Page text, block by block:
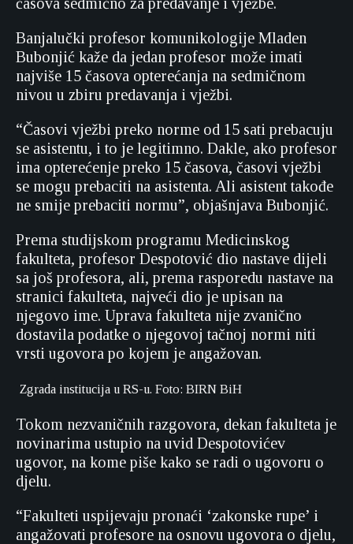
Banjalučki profesor komunikologije Mladen
Bubonjić kaže da jedan profesor može imati
najviše 15 časova opterećanja na sedmičnom
nivou u zbiru predavanja i vježbi.
“Časovi vježbi preko norme od 15 sati prebacuju
se asistentu, i to je legitimno. Dakle, ako profesor
ima opterećenje preko 15 časova, časovi vježbi
se mogu prebaciti na asistenta. Ali asistent takođe
ne smije prebaciti normu”, objašnjava Bubonjić.
Prema studijskom programu Medicinskog
fakulteta, profesor Despotović dio nastave dijeli
sa još profesora, ali, prema rasporedu nastave na
stranici fakulteta, najveći dio je upisan na
njegovo ime. Uprava fakulteta nije zvanično
dostavila podatke o njegovoj tačnoj normi niti
vrsti ugovora po kojem je angažovan.
Zgrada institucija u RS-u. Foto: BIRN BiH
Tokom nezvaničnih razgovora, dekan fakulteta je
novinarima ustupio na uvid Despotovićev
ugovor, na kome piše kako se radi o ugovoru o
djelu.
“Fakulteti uspijevaju pronaći ‘zakonske rupe’ i
angažovati profesore na osnovu ugovora o djelu,